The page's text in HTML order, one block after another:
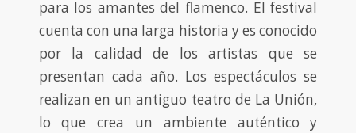
para los amantes del flamenco. El festival
cuenta con una larga historia y es conocido
por la calidad de los artistas que se
presentan cada año. Los espectáculos se
realizan en un antiguo teatro de La Unión,
lo que crea un ambiente auténtico y